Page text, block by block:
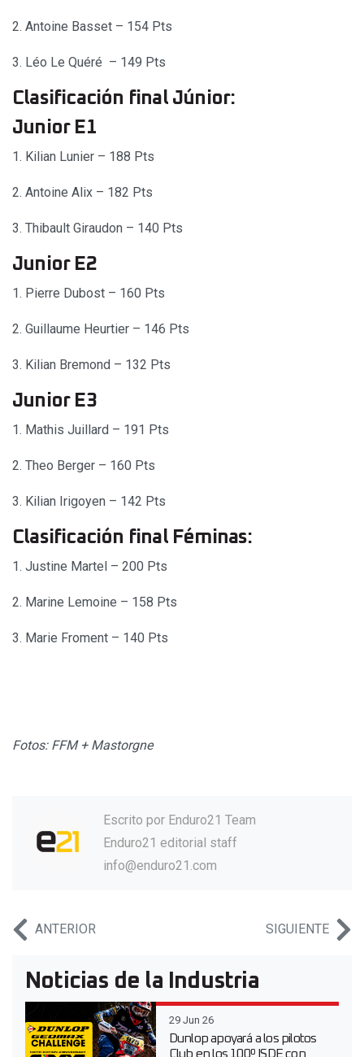
2. Antoine Basset – 154 Pts
3. Léo Le Quéré – 149 Pts
Clasificación final Júnior:
Junior E1
1. Kilian Lunier – 188 Pts
2. Antoine Alix – 182 Pts
3. Thibault Giraudon – 140 Pts
Junior E2
1. Pierre Dubost – 160 Pts
2. Guillaume Heurtier – 146 Pts
3. Kilian Bremond – 132 Pts
Junior E3
1. Mathis Juillard – 191 Pts
2. Theo Berger – 160 Pts
3. Kilian Irigoyen – 142 Pts
Clasificación final Féminas:
1. Justine Martel – 200 Pts
2. Marine Lemoine – 158 Pts
3. Marie Froment – 140 Pts
Fotos: FFM + Mastorgne
Escrito por Enduro21 Team
Enduro21 editorial staff
info@enduro21.com
ANTERIOR SIGUIENTE
Noticias de la Industria
29 Jun 26
Dunlop apoyará a los pilotos
Club en los 100º ISDE con